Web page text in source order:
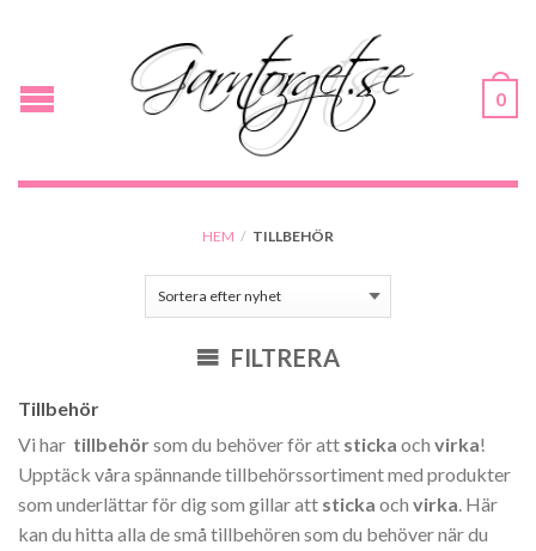
0
HEM / TILLBEHÖR
FILTRERA
Tillbehör
Vi har tillbehörsom du behöver för att sticka och virka!
Upptäck våra spännande tillbehörssortiment med produkter
som underlättar för dig som gillar att sticka och virka. Här
kan du hitta alla de små tillbehören som du behöver när du